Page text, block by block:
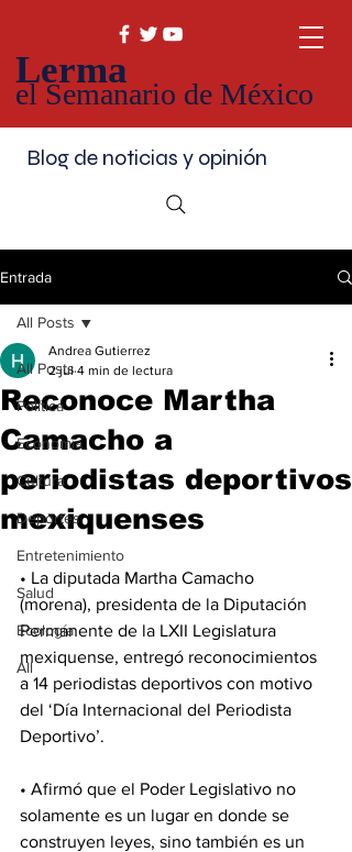
Lerma
el Semanario de México
Blog de noticias y opinión
Entrada
All Posts
Política
Economía
Cultura
Deportes
Entretenimiento
Salud
Ecología
All
All Posts
Reconoce Martha
Camacho a
periodistas deportivos
mexiquenses
Andrea Gutierrez
2 jul 4 min de lectura
• La diputada Martha Camacho
(morena), presidenta de la Diputación
Permanente de la LXII Legislatura
mexiquense, entregó reconocimientos
a 14 periodistas deportivos con motivo
del ‘Día Internacional del Periodista
Deportivo’.
• Afirmó que el Poder Legislativo no
solamente es un lugar en donde se
construyen leyes, sino también es un